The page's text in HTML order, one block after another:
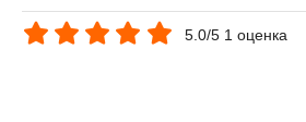
5.0/5 1 оценка